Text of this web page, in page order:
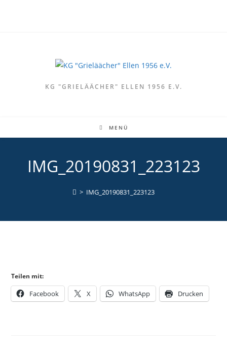
KG "GRIELÄÄCHER" ELLEN 1956 E.V.
MENÜ
IMG_20190831_223123
> IMG_20190831_223123
Teilen mit:
Facebook X WhatsApp Drucken